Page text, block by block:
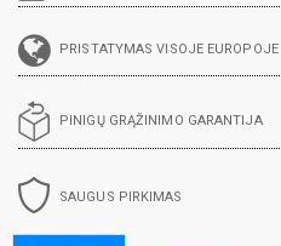
PRISTATYMAS VISOJE EUROPOJE
PINIGŲ GRĄŽINIMO GARANTIJA
SAUGUS PIRKIMAS